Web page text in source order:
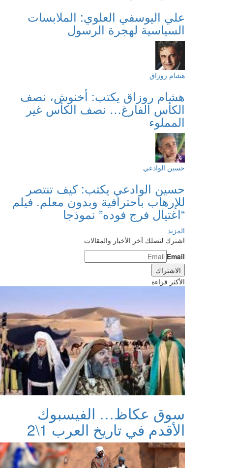
علي اليوسفي العلوي: الملابسات
السياسية لهجرة الرسول
هشام روزاق
هشام روزاق يكتب: أخنوش، نصف
الكأس الفارغ… نصف الكأس غير
المملوء
حسين الوادعي
حسين الوادعي يكتب: كيف تنتصر
للإرهاب باحترافية وبدون معلم. فيلم
“اغتيال فرج فوده” نموذجا
المزيد
اشترك لتصلك آخر الأخبار والمقالات
Email
الأكثر قراءة
سوق عكاظ… الفيسبوك
الأقدم في تاريخ العرب 1\2